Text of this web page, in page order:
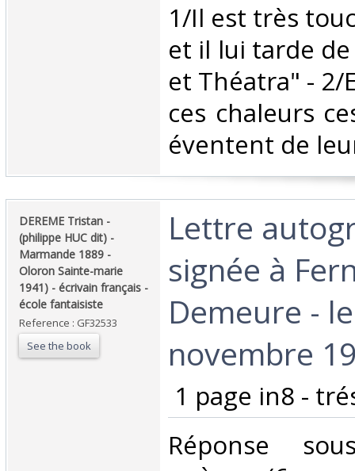
‎1/Il est très
et il lui tarde
et Théatra" - 2/
ces chaleurs
éventent de
‎DEREME Tristan -
(philippe HUC dit) -
Marmande 1889 -
Oloron Sainte-marie
1941) - écrivain français -
école fantaisiste‎
Reference : GF32533
See the book
‎Lettre
signée à
Demeure -
novembre
1 page in8 -
‎Réponse